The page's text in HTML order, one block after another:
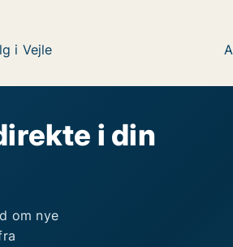
i Vejle
i din
om nye